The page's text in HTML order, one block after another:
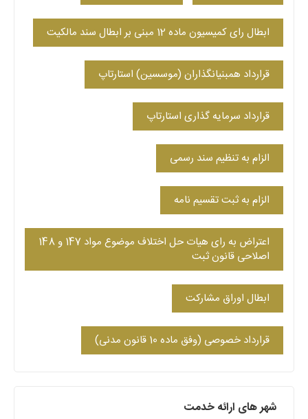
ابطال رای کمیسیون ماده 12 مبنی بر ابطال سند مالکیت
قرارداد همبنیانگذاران (موسسین) استارتاپ
قرارداد سرمایه گذاری استارتاپ
الزام به تنظیم سند رسمی
الزام به ثبت تقسیم نامه
اعتراض به رای هیات حل اختلاف موضوع مواد 147 و 148
اصلاحی قانون ثبت
ابطال اوراق مشاركت
قرارداد خصوصی (وفق ماده 10 قانون مدنی)
شهر های ارائه خدمت